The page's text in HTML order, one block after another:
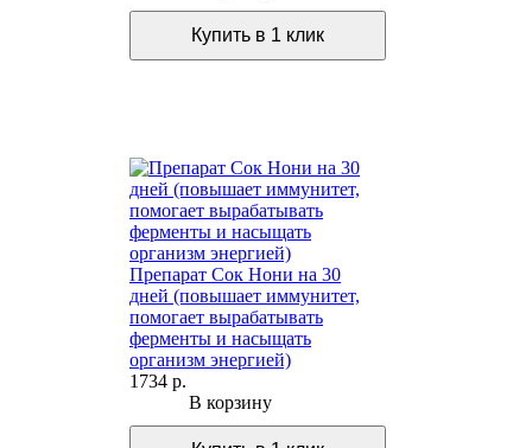
Препарат Сок Нони на 30
дней (повышает иммунитет,
помогает вырабатывать
ферменты и насыщать
организм энергией)
1734 р.
В корзину